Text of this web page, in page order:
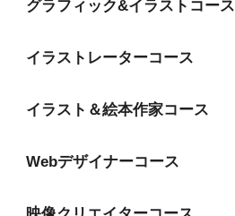
グラフィック&イラストコース
イラストレーターコース
イラスト＆絵本作家コース
Webデザイナーコース